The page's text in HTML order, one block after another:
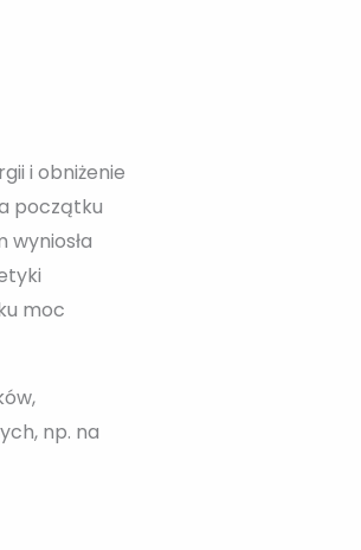
i obniżenie
początku
moc
np. na